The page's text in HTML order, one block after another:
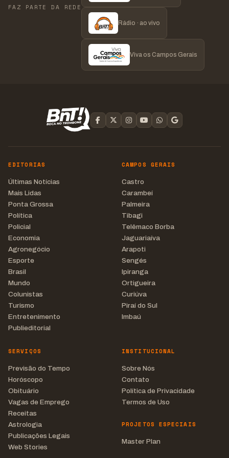
FAZ PARTE DA REDE
Rádio · ao vivo
Viva os Campos Gerais
EDITORIAS
Últimas Notícias
Mais Lidas
Ponta Grossa
Política
Policial
Economia
Agronegócio
Esporte
Brasil
Mundo
Colunistas
Turismo
Entretenimento
Publieditorial
CAMPOS GERAIS
Castro
Carambeí
Palmeira
Tibagi
Telêmaco Borba
Jaguariaíva
Arapoti
Sengés
Ipiranga
Ortigueira
Curiúva
Piraí do Sul
Imbaú
SERVIÇOS
Previsão do Tempo
Horóscopo
Obituário
Vagas de Emprego
Receitas
Astrologia
Publicações Legais
Web Stories
INSTITUCIONAL
Sobre Nós
Contato
Política de Privacidade
Termos de Uso
PROJETOS ESPECIAIS
Master Plan